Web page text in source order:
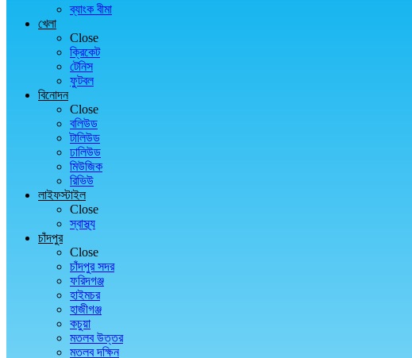
ব্যাংক বীমা
খেলা
Close
ক্রিকেট
টেনিস
ফুটবল
বিনোদন
Close
বলিউড
টালিউড
ঢালিউড
মিউজিক
রিভিউ
লাইফস্টাইল
Close
স্বাস্থ্য
চাঁদপুর
Close
চাঁদপুর সদর
ফরিদগঞ্জ
হাইমচর
হাজীগঞ্জ
কচুয়া
মতলব উত্তর
মতলব দক্ষিন